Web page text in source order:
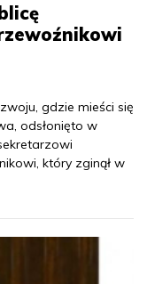
gdzie mieści się
odsłonięto w
który zginął w